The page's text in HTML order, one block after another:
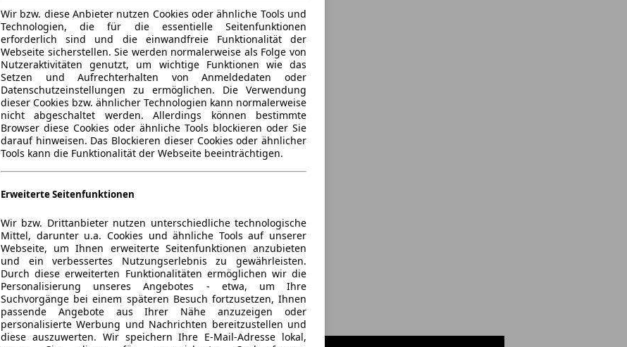
Wir bzw. diese Anbieter nutzen Cookies oder ähnliche Tools und
Technologien, die für die essentielle Seitenfunktionen
erforderlich sind und die einwandfreie Funktionalität der
Webseite sicherstellen. Sie werden normalerweise als Folge von
Nutzeraktivitäten genutzt, um wichtige Funktionen wie das
Setzen und Aufrechterhalten von Anmeldedaten oder
Datenschutzeinstellungen zu ermöglichen. Die Verwendung
dieser Cookies bzw. ähnlicher Technologien kann normalerweise
nicht abgeschaltet werden. Allerdings können bestimmte
Browser diese Cookies oder ähnliche Tools blockieren oder Sie
darauf hinweisen. Das Blockieren dieser Cookies oder ähnlicher
Tools kann die Funktionalität der Webseite beeinträchtigen.
Erweiterte Seitenfunktionen
Wir bzw. Drittanbieter nutzen unterschiedliche technologische
Mittel, darunter u.a. Cookies und ähnliche Tools auf unserer
Webseite, um Ihnen erweiterte Seitenfunktionen anzubieten
und ein verbessertes Nutzungserlebnis zu gewährleisten.
Durch diese erweiterten Funktionalitäten ermöglichen wir die
Personalisierung unseres Angebotes - etwa, um Ihre
Suchvorgänge bei einem späteren Besuch fortzusetzen, Ihnen
passende Angebote aus Ihrer Nähe anzuzeigen oder
personalisierte Werbung und Nachrichten bereitzustellen und
diese auszuwerten. Wir speichern Ihre E-Mail-Adresse lokal,